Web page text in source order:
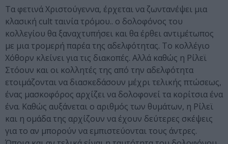
Τα φετινά Χριστούγεννα, έρχεται να ζωντανέψει μια
κλασική cult ταινία τρόμου.. ο δολοφόνος του
κολλεγίου θα ξαναχτυπήσει και θα έρθει αντιμέτωπος
με μια τρομερή παρέα της αδελφότητας. Το κολλέγιο
Χόθορν κλείνει για τις διακοπές. Αλλά καθώς η Ρίλεϊ
Στόουν και οι κολλητές της από την αδελφότητα
ετοιμάζονται να διασκεδάσουν μέχρι τελικής πτώσεως,
ένας μασκοφόρος αρχίζει να δολοφονεί τα κορίτσια ένα
ένα. Καθώς αυξάνεται ο αριθμός των θυμάτων, η Ρίλεϊ
και η ομάδα της αρχίζουν να έχουν δεύτερες σκέψεις
για το αν μπορούν να εμπιστεύονται τους άντρες.